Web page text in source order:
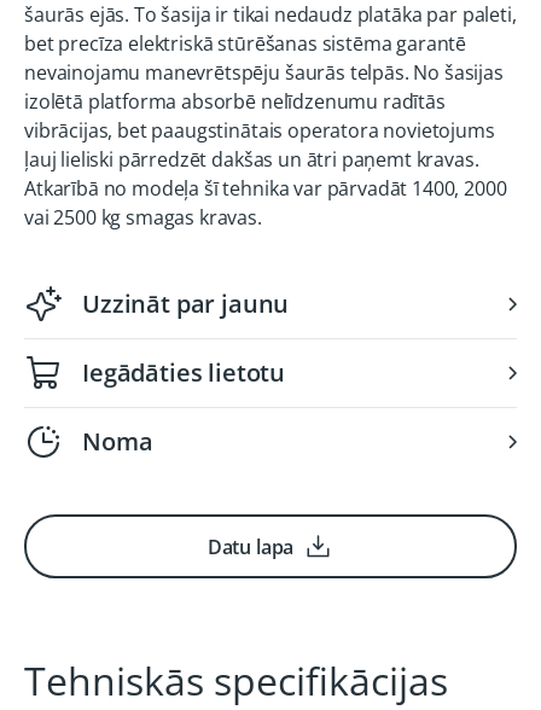
šaurās ejās. To šasija ir tikai nedaudz platāka par paleti,
bet precīza elektriskā stūrēšanas sistēma garantē
nevainojamu manevrētspēju šaurās telpās. No šasijas
izolētā platforma absorbē nelīdzenumu radītās
vibrācijas, bet paaugstinātais operatora novietojums
ļauj lieliski pārredzēt dakšas un ātri paņemt kravas.
Atkarībā no modeļa šī tehnika var pārvadāt 1400, 2000
vai 2500 kg smagas kravas.
Uzzināt par jaunu
Iegādāties lietotu
Noma
Datu lapa
Tehniskās specifikācijas